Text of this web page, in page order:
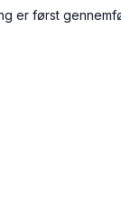
er først